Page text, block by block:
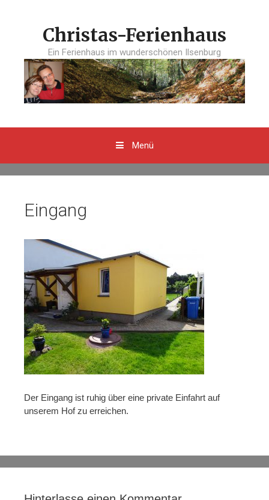
Christas-Ferienhaus
Ein Ferienhaus im wunderschönen Ilsenburg
Menü
Eingang
Der Eingang ist ruhig über eine private Einfahrt auf
unserem Hof zu erreichen.